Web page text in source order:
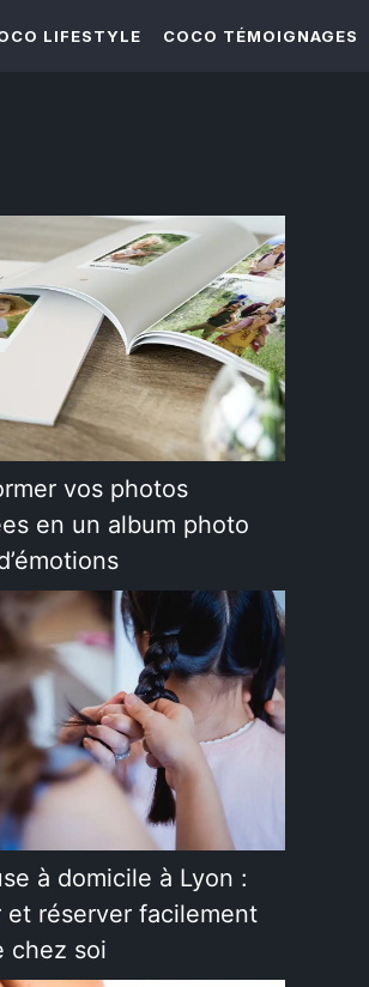
LIFESTYLE COCO TÉMOIGNAGES
vos photos
en un album photo
à domicile à Lyon :
et réserver facilement
chez soi